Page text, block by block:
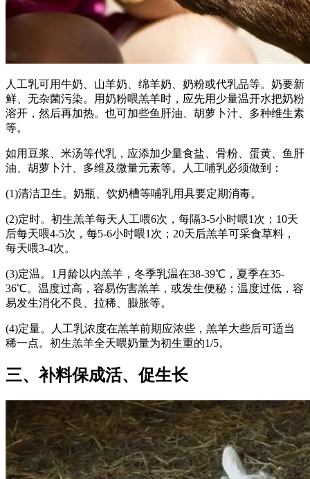
人工乳可用牛奶、山羊奶、绵羊奶、奶粉或代乳品等。奶要新
鲜、无杂菌污染。用奶粉喂羔羊时，应先用少量温开水把奶粉
溶开，然后再加热。也可加些鱼肝油、胡萝卜汁、多种维生素
等。
如用豆浆、米汤等代乳，应添加少量食盐、骨粉、蛋黄、鱼肝
油、胡萝卜汁、多维及微量元素等。人工哺乳必须做到：
(1)清洁卫生。奶瓶、饮奶槽等哺乳用具要定期消毒。
(2)定时。初生羔羊每天人工喂6次，每隔3-5小时喂1次；10天
后每天喂4-5次，每5-6小时喂1次；20天后羔羊可采食草料，
每天喂3-4次。
(3)定温。1月龄以内羔羊，冬季乳温在38-39℃，夏季在35-
36℃。温度过高，容易伤害羔羊，或发生便秘；温度过低，容
易发生消化不良、拉稀、臌胀等。
(4)定量。人工乳浓度在羔羊前期应浓些，羔羊大些后可适当
稀一点。初生羔羊全天喂奶量为初生重的1/5。
三、补料保成活、促生长